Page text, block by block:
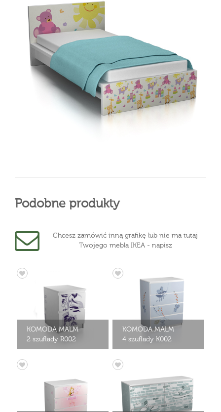
Podobne produkty
Chcesz zamówić inną grafikę lub nie ma tutaj
Twojego mebla IKEA - napisz
KOMODA MALM
2 szuflady R002
KOMODA MALM
4 szuflady K002